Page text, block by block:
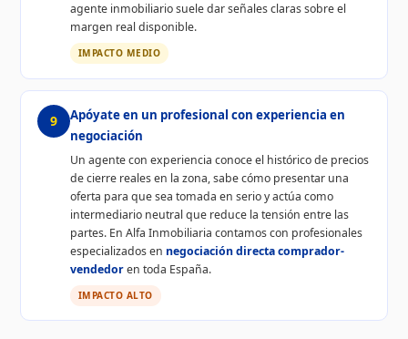
agente inmobiliario suele dar señales claras sobre el
margen real disponible.
IMPACTO MEDIO
9
Apóyate en un profesional con experiencia en
negociación
Un agente con experiencia conoce el histórico de precios
de cierre reales en la zona, sabe cómo presentar una
oferta para que sea tomada en serio y actúa como
intermediario neutral que reduce la tensión entre las
partes. En Alfa Inmobiliaria contamos con profesionales
especializados en negociación directa comprador-
vendedoren toda España.
IMPACTO ALTO